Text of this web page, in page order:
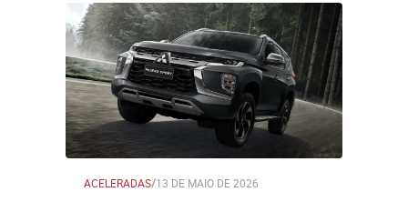
ACELERADAS/13 DE MAIO DE 2026